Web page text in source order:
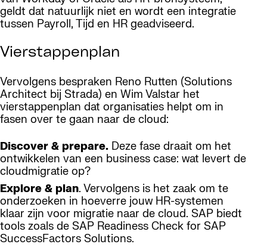
geldt dat natuurlijk niet en wordt een integratie
tussen Payroll, Tijd en HR geadviseerd.
Vierstappenplan
Vervolgens bespraken Reno Rutten (Solutions
Architect bij Strada) en Wim Valstar het
vierstappenplan dat organisaties helpt om in
fasen over te gaan naar de cloud:
Discover & prepare. Deze fase draait om het
ontwikkelen van een business case: wat levert de
cloudmigratie op?
Explore & plan. Vervolgens is het zaak om te
onderzoeken in hoeverre jouw HR-systemen
klaar zijn voor migratie naar de cloud. SAP biedt
tools zoals de SAP Readiness Check for SAP
SuccessFactors Solutions.